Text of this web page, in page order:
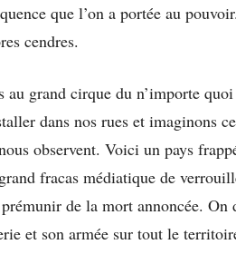
que l’on a portée au
cendres.
au grand cirque du n’importe
dans nos rues et imaginons
observent. Voici un pays
fracas médiatique de
de la mort annoncée. On
et son armée sur tout le